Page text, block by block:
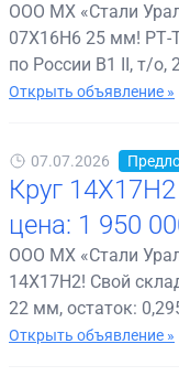
ООО МХ «Стали
07Х16Н6 25 мм! РТ-
по России В1 II, т/о,
Открыть объявление »
07.07.2026
Круг
цена: 1 950
ООО МХ «Стали
14Х17Н2! Свой
22 мм, остаток:
Открыть объявление »